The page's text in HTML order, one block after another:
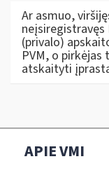
Ar asmuo,
(privalo)
PVM, o
atskaityti
APIE VMI